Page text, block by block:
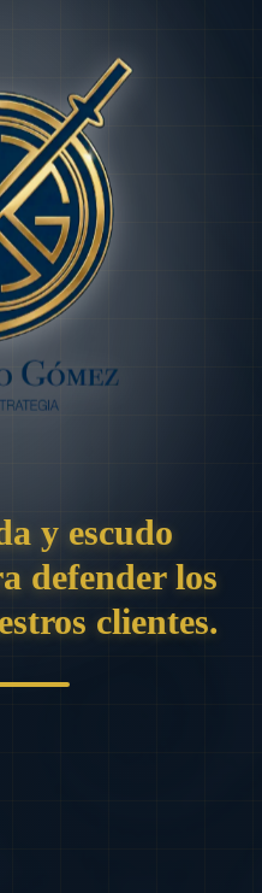
y escudo
defender los
clientes.